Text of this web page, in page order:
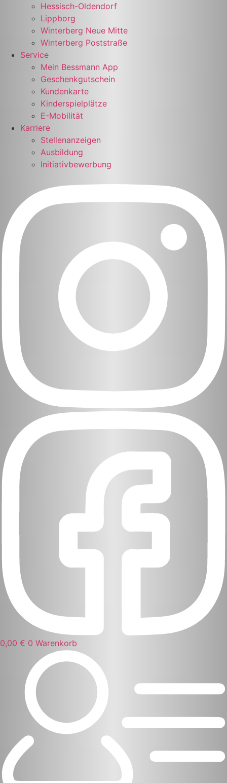
Hessisch-Oldendorf
Lippborg
Winterberg Neue Mitte
Winterberg Poststraße
Service
Mein Bessmann App
Geschenkgutschein
Kundenkarte
Kinderspielplätze
E-Mobilität
Karriere
Stellenanzeigen
Ausbildung
Initiativbewerbung
0,00 € 0 Warenkorb